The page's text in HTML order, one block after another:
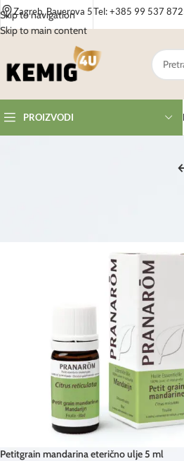
Skip to navigation
Skip to main content
Zagreb, Bauerova 5Tel: +385 99 537
PROIZVODI
Petitgrain mandarina eterično ulje 5 ml